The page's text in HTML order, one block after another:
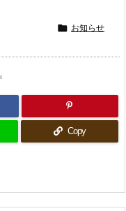
 お知らせ
Copy